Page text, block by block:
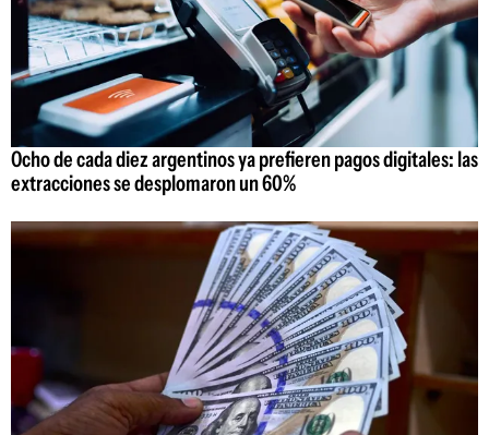
Ocho de cada diez argentinos ya prefieren pagos digitales: las
extracciones se desplomaron un 60%